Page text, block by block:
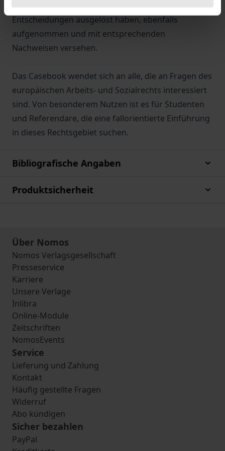
Dabei wird die Rechtsentwicklung, die diese
Entscheidungen ausgelöst haben, ebenfalls
aufgenommen und mit entsprechenden
Nachweisen versehen.
Das Casebook wendet sich an alle, die an Fragen des
europäischen Arbeits- und Sozialrechts interessiert
sind. Von besonderem Nutzen ist es für Studenten
und Referendare, die eine fallorientierte Einführung
in dieses Rechtsgebiet suchen.
Bibliografische Angaben
Produktsicherheit
Über Nomos
Nomos Verlagsgesellschaft
Presseservice
Karriere
Unsere Verlage
Inlibra
Online-Module
Zeitschriften
NomosEvents
Service
Lieferung und Zahlung
Kontakt
Häufig gestellte Fragen
Widerruf
Abo kündigen
Sicher bezahlen
PayPal